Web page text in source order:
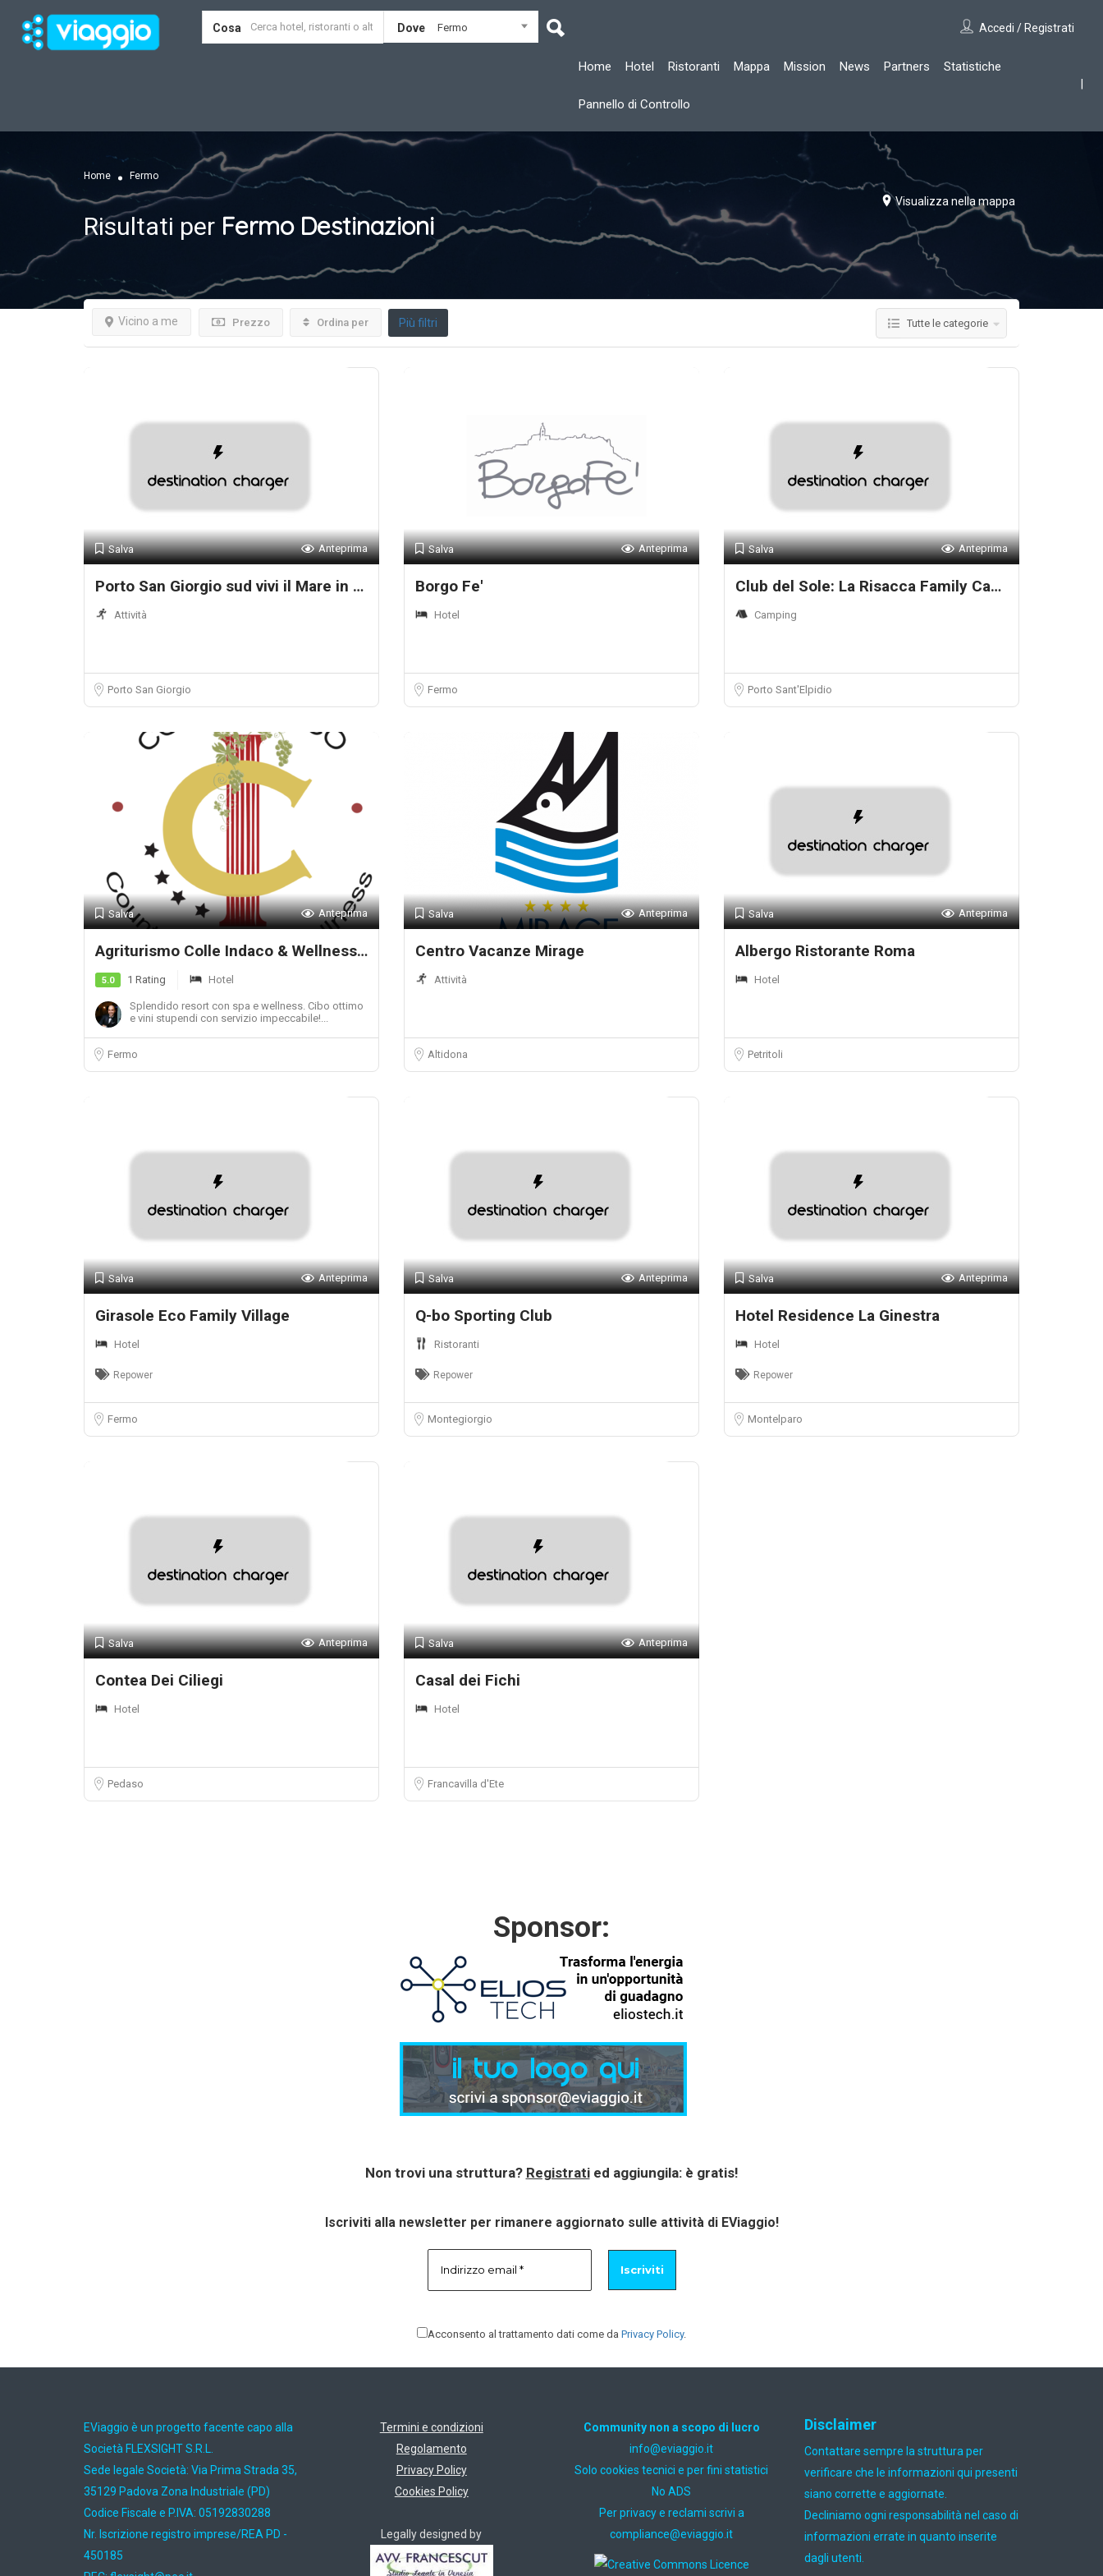
Cosa Dove Fermo Accedi / Registrati
Home Hotel Ristoranti Mappa Mission News Partners Statistiche
Pannello di Controllo
Home Fermo
Visualizza nella mappa
Risultati per Fermo Destinazioni
Prezzo
Vicino a me Ordina per Più filtri Tutte le categorie
Salva Anteprima
Porto San Giorgio sud vivi il Mare in Tr
Attività
Porto San Giorgio
Salva Anteprima
Borgo Fe'
Hotel
Fermo
Salva Anteprima
Club del Sole: La Risacca Family Camping
Camping
Porto Sant'Elpidio
Salva Anteprima
Agriturismo Colle Indaco & Wellness
5.0 1 Rating Hotel
Splendido resort con spa e wellness. Cibo ottimo
e vini stupendi con servizio impeccabile!...
Fermo
Salva Anteprima
Centro Vacanze Mirage
Attività
Altidona
Salva Anteprima
Albergo Ristorante Roma
Hotel
Petritoli
Salva Anteprima
Girasole Eco Family Village
Hotel
Repower
Fermo
Salva Anteprima
Q-bo Sporting Club
Ristoranti
Repower
Montegiorgio
Salva Anteprima
Hotel Residence La Ginestra
Hotel
Repower
Montelparo
Salva Anteprima
Contea Dei Ciliegi
Hotel
Pedaso
Salva Anteprima
Casal dei Fichi
Hotel
Francavilla d'Ete
Sponsor:
Non trovi una struttura? Registratied aggiungila: è gratis!
Iscriviti alla newsletter per rimanere aggiornato sulle attività di EViaggio!
Acconsento al trattamento dati come da Privacy Policy.
EViaggio è un progetto facente capo alla
Società FLEXSIGHT S.R.L.
Sede legale Società: Via Prima Strada 35,
35129 Padova Zona Industriale (PD)
Codice Fiscale e P.IVA: 05192830288
Nr. Iscrizione registro imprese/REA PD -
450185
Termini e condizioni
Regolamento
Privacy Policy
Cookies Policy
Legally designed by
Community non a scopo di lucro
ti.oiggaive@ofni
Solo cookies tecnici e per fini statistici
No ADS
Per privacy e reclami scrivi a
ti.oiggaive@ecnailpmoc
Disclaimer
Contattare sempre la struttura per
verificare che le informazioni qui presenti
siano corrette e aggiornate.
Decliniamo ogni responsabilità nel caso di
informazioni errate in quanto inserite
dagli utenti.